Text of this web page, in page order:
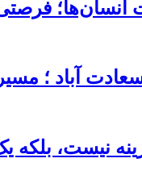
انسان‌ها؛
آباد ؛
نیست،